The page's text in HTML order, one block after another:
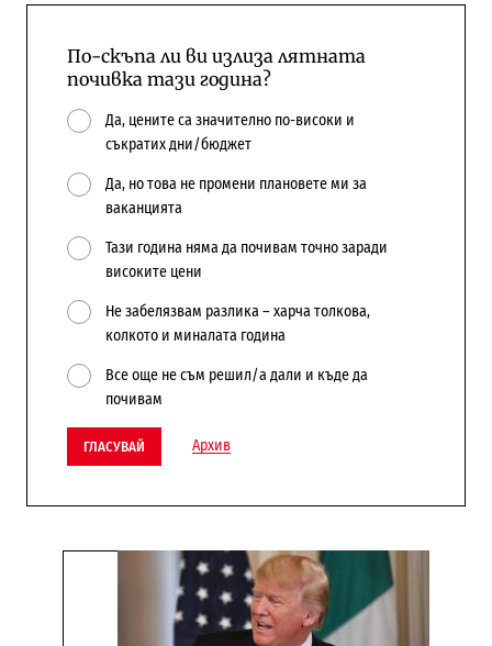
По-скъпа ли ви излиза лятната
почивка тази година?
Да, цените са значително по-високи и
съкратих дни/бюджет
Да, но това не промени плановете ми за
ваканцията
Тази година няма да почивам точно заради
високите цени
Не забелязвам разлика – харча толкова,
колкото и миналата година
Все още не съм решил/а дали и къде да
почивам
ГЛАСУВАЙ Архив